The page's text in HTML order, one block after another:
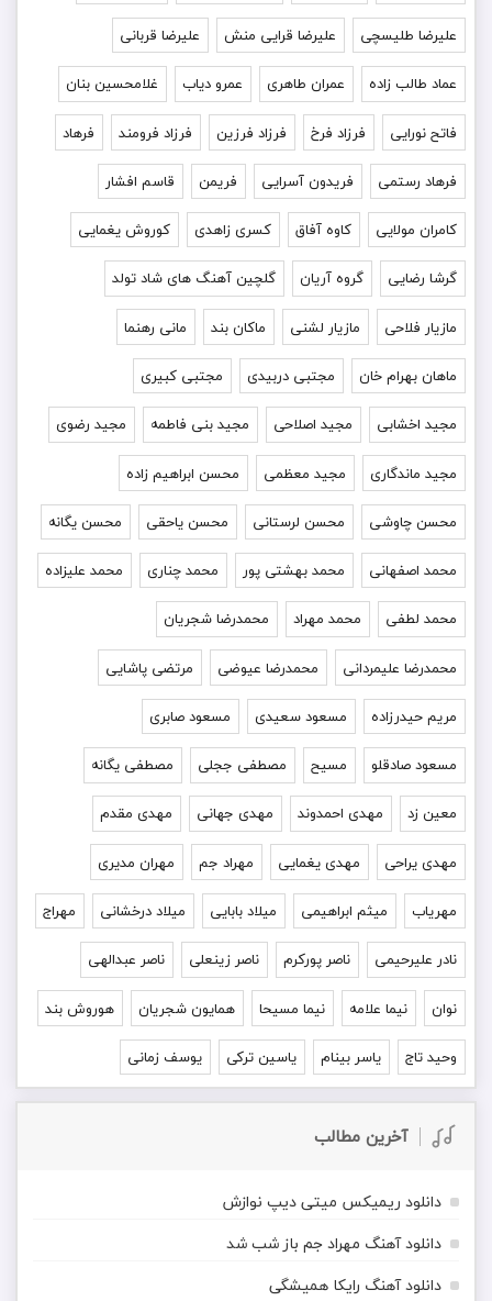
علیرضا طلیسچی علیرضا قرایی منش علیرضا قربانی
عماد طالب زاده عمران طاهری عمرو دیاب غلامحسین بنان
فاتح نورایی فرزاد فرخ فرزاد فرزین فرزاد فرومند فرهاد
فرهاد رستمی فریدون آسرایی فریمن قاسم افشار
کامران مولایی کاوه آفاق کسری زاهدی کوروش یغمایی
گرشا رضایی گروه آریان گلچین آهنگ های شاد تولد
مازیار فلاحی مازیار لشنی ماکان بند مانی رهنما
ماهان بهرام خان مجتبی دربیدی مجتبی کبیری
مجید اخشابی مجید اصلاحی مجید بنی فاطمه مجید رضوی
مجید ماندگاری مجید معظمی محسن ابراهیم زاده
محسن چاوشی محسن لرستانی محسن یاحقی محسن یگانه
محمد اصفهانی محمد بهشتی پور محمد چناری محمد علیزاده
محمد لطفی محمد مهراد محمدرضا شجریان
محمدرضا علیمردانی محمدرضا عیوضی مرتضی پاشایی
مریم حیدرزاده مسعود سعیدی مسعود صابری
مسعود صادقلو مسیح مصطفی ججلی مصطفی یگانه
معین زد مهدی احمدوند مهدی جهانی مهدی مقدم
مهدی یراحی مهدی یغمایی مهراد جم مهران مدیری
مهریاب میثم ابراهیمی میلاد بابایی میلاد درخشانی مهراج
نادر علیرحیمی ناصر پورکرم ناصر زینعلی ناصر عبدالهی
نوان نیما علامه نیما مسیحا همایون شجریان هوروش بند
وحید تاج یاسر بینام یاسین ترکی یوسف زمانی
آخرین مطالب
دانلود ریمیکس میتی دیپ نوازش
دانلود آهنگ مهراد جم باز شب شد
دانلود آهنگ رایکا همیشگی